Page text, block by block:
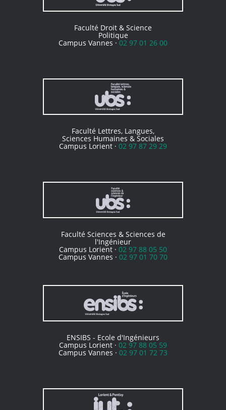
Faculté Droit & Science
Politique
Campus Vannes ·02 97 01 26 00
Faculté Lettres, Langues,
Sciences Humaines & Sociales
Campus Lorient · 02 97 87 29 29
Faculté Sciences & Sciences de
l'Ingénieur
Campus Lorient · 02 97 88 05 50
Campus Vannes · 02 97 01 70 70
ENSIBS - Ecole d'Ingénieurs
Campus Lorient · 02 97 88 05 59
Campus Vannes · 02 97 01 72 73